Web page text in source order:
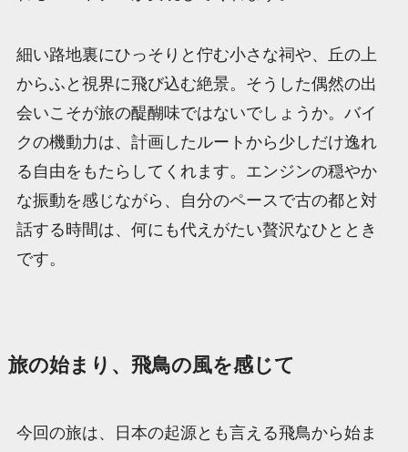
細い路地裏にひっそりと佇む小さな祠や、丘の上
からふと視界に飛び込む絶景。そうした偶然の出
会いこそが旅の醍醐味ではないでしょうか。バイ
クの機動力は、計画したルートから少しだけ逸れ
る自由をもたらしてくれます。エンジンの穏やか
な振動を感じながら、自分のペースで古の都と対
話する時間は、何にも代えがたい贅沢なひととき
です。
旅の始まり、飛鳥の風を感じて
今回の旅は、日本の起源とも言える飛鳥から始ま